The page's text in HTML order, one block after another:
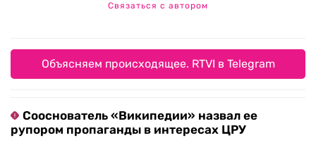
Связаться с автором
Объясняем происходящее. RTVI в Telegram
Сооснователь «Википедии» назвал ее
рупором пропаганды в интересах ЦРУ